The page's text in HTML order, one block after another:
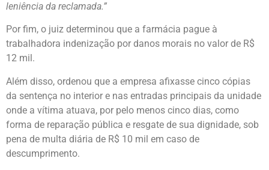
leniência da reclamada.”
Por fim, o juiz determinou que a farmácia pague à
trabalhadora indenização por danos morais no valor de R$
12 mil.
Além disso, ordenou que a empresa afixasse cinco cópias
da sentença no interior e nas entradas principais da unidade
onde a vítima atuava, por pelo menos cinco dias, como
forma de reparação pública e resgate de sua dignidade, sob
pena de multa diária de R$ 10 mil em caso de
descumprimento.